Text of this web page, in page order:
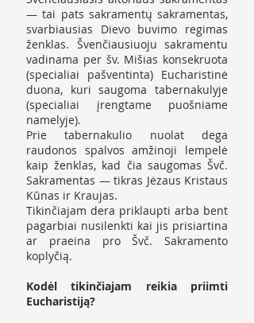
— tai pats sakramentų sakramentas,
svarbiausias Dievo buvimo regimas
ženklas. Švenčiausiuoju sakramentu
vadinama per šv. Mišias konsekruota
(specialiai pašventinta) Eucharistinė
duona, kuri saugoma tabernakulyje
(specialiai įrengtame puošniame
namelyje).
Prie tabernakulio nuolat dega
raudonos spalvos amžinoji lempelė
kaip ženklas, kad čia saugomas Švč.
Sakramentas — tikras Jėzaus Kristaus
Kūnas ir Kraujas.
Tikinčiajam dera priklaupti arba bent
pagarbiai nusilenkti kai jis prisiartina
ar praeina pro Švč. Sakramento
koplyčią.
Kodėl tikinčiajam reikia priimti
Eucharistiją?